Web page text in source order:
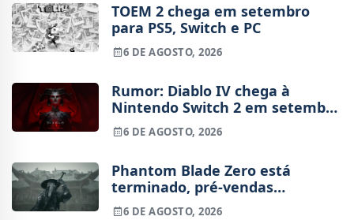
TOEM 2 chega em setembro
para PS5, Switch e PC
6 DE AGOSTO, 2026
Rumor: Diablo IV chega à
Nintendo Switch 2 em setembro
e vai custar o preço de um jogo
novo
6 DE AGOSTO, 2026
Phantom Blade Zero está
terminado, pré-vendas
começam na próxima semana
6 DE AGOSTO, 2026